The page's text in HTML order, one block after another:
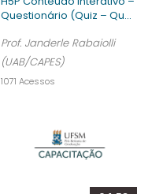
Questionário (Quiz – Qu...
Prof. Janderle Rabaiolli
(UAB/CAPES)
1071 Acessos